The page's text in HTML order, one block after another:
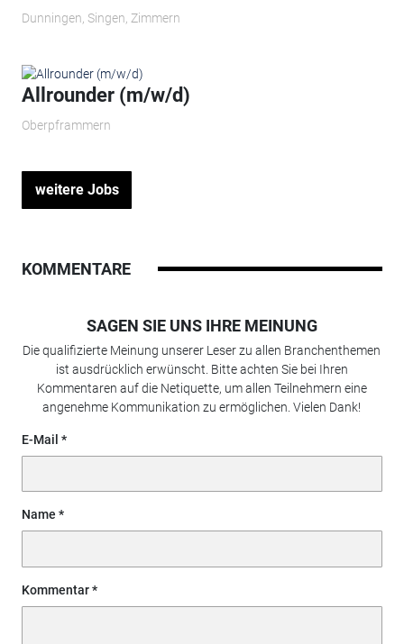
Dunningen, Singen, Zimmern
Allrounder (m/w/d)
Oberpframmern
weitere Jobs
KOMMENTARE
SAGEN SIE UNS IHRE MEINUNG
Die qualifizierte Meinung unserer Leser zu allen Branchenthemen
ist ausdrücklich erwünscht. Bitte achten Sie bei Ihren
Kommentaren auf die Netiquette, um allen Teilnehmern eine
angenehme Kommunikation zu ermöglichen. Vielen Dank!
E-Mail
Name
Kommentar